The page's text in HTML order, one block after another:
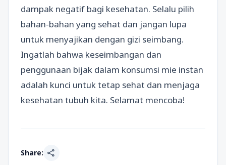
dampak negatif bagi kesehatan. Selalu pilih
bahan-bahan yang sehat dan jangan lupa
untuk menyajikan dengan gizi seimbang.
Ingatlah bahwa keseimbangan dan
penggunaan bijak dalam konsumsi mie instan
adalah kunci untuk tetap sehat dan menjaga
kesehatan tubuh kita. Selamat mencoba!
Share: share